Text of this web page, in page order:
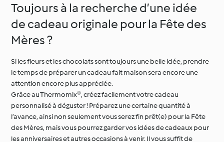
Toujours à la recherche d’une idée
de cadeau originale pour la Fête des
Mères ?
Si les fleurs et les chocolats sont toujours une belle idée, prendre
le temps de préparer un cadeau fait maison sera encore une
attention encore plus appréciée.
Grâce au Thermomix®, créez facilement votre cadeau
personnalisé à déguster ! Préparez une certaine quantité à
l’avance, ainsi non seulement vous serez fin prêt(e) pour la Fête
des Mères, mais vous pourrez garder vos idées de cadeaux pour
les anniversaires et autres occasions à venir. Il vous suffit de